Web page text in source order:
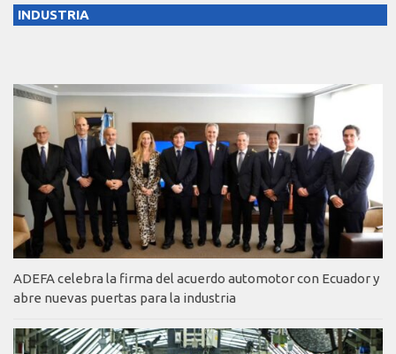
INDUSTRIA
ADEFA celebra la firma del acuerdo automotor con Ecuador y
abre nuevas puertas para la industria